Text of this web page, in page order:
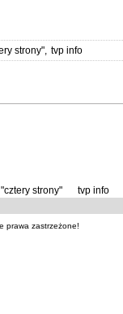
strony", tvp info
strony" tvp info
prawa zastrzeżone!